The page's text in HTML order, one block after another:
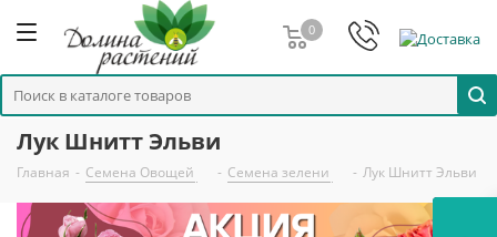
0
Лук Шнитт Эльви
Главная - Семена Овощей - Семена зелени - Лук Шнитт Эльви